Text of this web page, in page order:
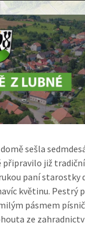
sešla
připravilo již
paní starostky
květinu. Pestrý
pásmem
ze